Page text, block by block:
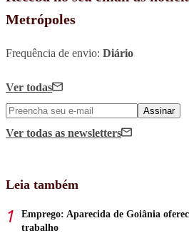
Metrópoles
Frequência de envio: Diário
Ver todas
Assinar
Ver todas as newsletters
Leia também
Emprego: Aparecida de Goiânia
trabalho